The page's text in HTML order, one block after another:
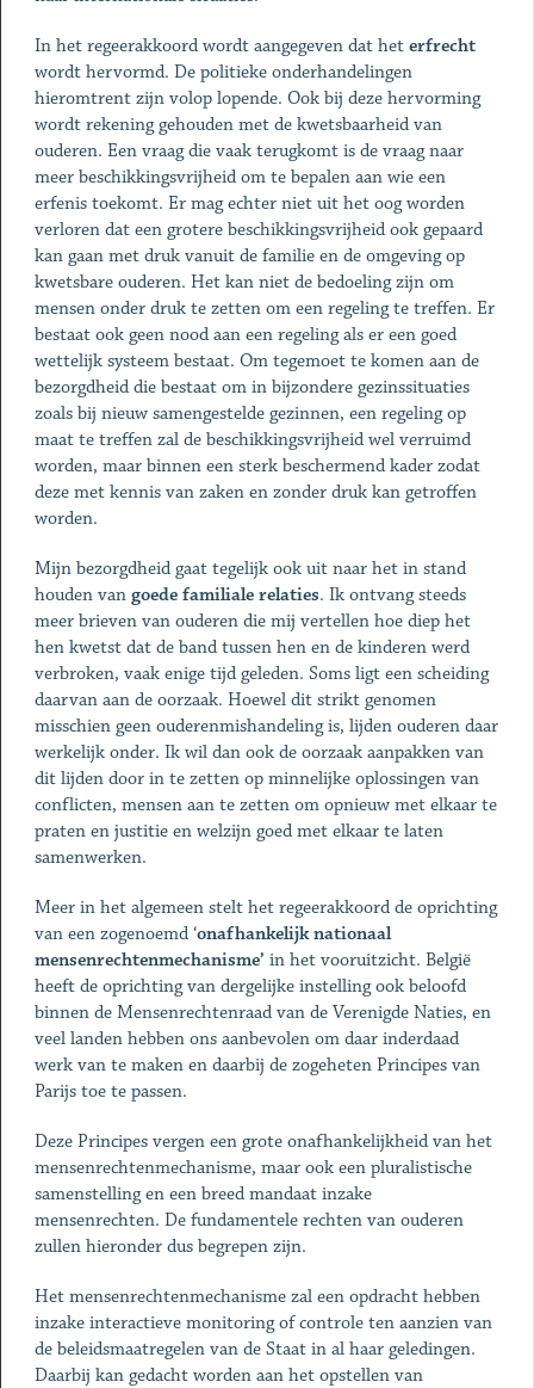
In het regeerakkoord wordt aangegeven dat het erfrecht
wordt hervormd. De politieke onderhandelingen
hieromtrent zijn volop lopende. Ook bij deze hervorming
wordt rekening gehouden met de kwetsbaarheid van
ouderen. Een vraag die vaak terugkomt is de vraag naar
meer beschikkingsvrijheid om te bepalen aan wie een
erfenis toekomt. Er mag echter niet uit het oog worden
verloren dat een grotere beschikkingsvrijheid ook gepaard
kan gaan met druk vanuit de familie en de omgeving op
kwetsbare ouderen. Het kan niet de bedoeling zijn om
mensen onder druk te zetten om een regeling te treffen. Er
bestaat ook geen nood aan een regeling als er een goed
wettelijk systeem bestaat. Om tegemoet te komen aan de
bezorgdheid die bestaat om in bijzondere gezinssituaties
zoals bij nieuw samengestelde gezinnen, een regeling op
maat te treffen zal de beschikkingsvrijheid wel verruimd
worden, maar binnen een sterk beschermend kader zodat
deze met kennis van zaken en zonder druk kan getroffen
worden.
Mijn bezorgdheid gaat tegelijk ook uit naar het in stand
houden van goede familiale relaties. Ik ontvang steeds
meer brieven van ouderen die mij vertellen hoe diep het
hen kwetst dat de band tussen hen en de kinderen werd
verbroken, vaak enige tijd geleden. Soms ligt een scheiding
daarvan aan de oorzaak. Hoewel dit strikt genomen
misschien geen ouderenmishandeling is, lijden ouderen daar
werkelijk onder. Ik wil dan ook de oorzaak aanpakken van
dit lijden door in te zetten op minnelijke oplossingen van
conflicten, mensen aan te zetten om opnieuw met elkaar te
praten en justitie en welzijn goed met elkaar te laten
samenwerken.
Meer in het algemeen stelt het regeerakkoord de oprichting
van een zogenoemd ‘onafhankelijk nationaal
mensenrechtenmechanisme’ in het vooruitzicht. België
heeft de oprichting van dergelijke instelling ook beloofd
binnen de Mensenrechtenraad van de Verenigde Naties, en
veel landen hebben ons aanbevolen om daar inderdaad
werk van te maken en daarbij de zogeheten Principes van
Parijs toe te passen.
Deze Principes vergen een grote onafhankelijkheid van het
mensenrechtenmechanisme, maar ook een pluralistische
samenstelling en een breed mandaat inzake
mensenrechten. De fundamentele rechten van ouderen
zullen hieronder dus begrepen zijn.
Het mensenrechtenmechanisme zal een opdracht hebben
inzake interactieve monitoring of controle ten aanzien van
de beleidsmaatregelen van de Staat in al haar geledingen.
Daarbij kan gedacht worden aan het opstellen van